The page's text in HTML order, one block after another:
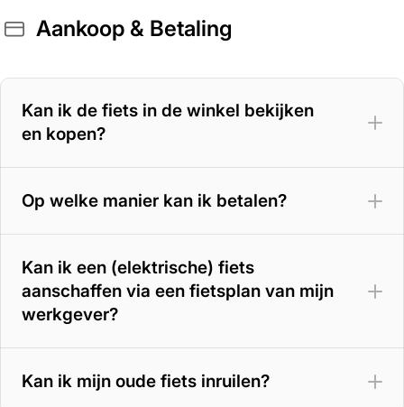
400 Wh accu– 70 tot 100 km
500 Wh accu– 100 tot 125 km
625 Wh accu
Aankoop & Betaling
Kan ik de fiets in de winkel bekijken
en kopen?
Op welke manier kan ik betalen?
Kan ik een (elektrische) fiets
aanschaffen via een fietsplan van mijn
werkgever?
Kan ik mijn oude fiets inruilen?